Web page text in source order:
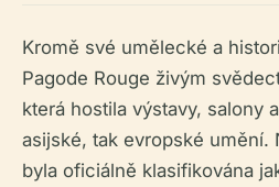
Kromě své umělecké a
Pagode Rouge živým
která hostila výstavy, salony
asijské, tak evropské umění.
byla oficiálně klasifikována